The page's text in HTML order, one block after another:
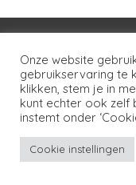
Voorwaarden
Disclaimer
Copyright © 2026
Onze website
gebruikservaring te
klikken, stem je in
kunt echter ook zelf
instemt onder
Cookie instellingen